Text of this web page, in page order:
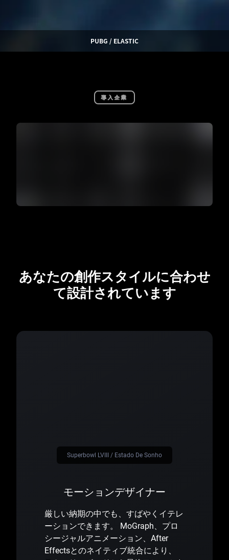
PUBG / ELASTIC
導入企業
あなたの創作スタイルに合わせ
て設計されています
モーションデザイナー
厳しい納期の中でも、すばやくイテレ
ーションできます。 MoGraph、プロ
シージャルアニメーション、After
Effectsとのネイティブ統合により、
Superbowl LVIII / Estado De Sonho